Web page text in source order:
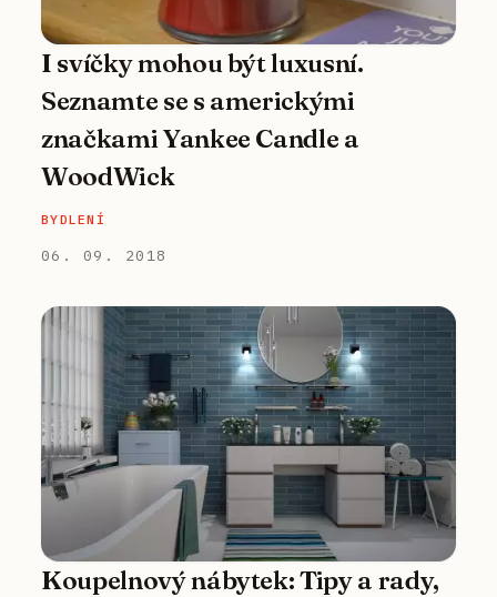
I svíčky mohou být luxusní.
Seznamte se s americkými
značkami Yankee Candle a
WoodWick
BYDLENÍ
06. 09. 2018
Koupelnový nábytek: Tipy a rady,